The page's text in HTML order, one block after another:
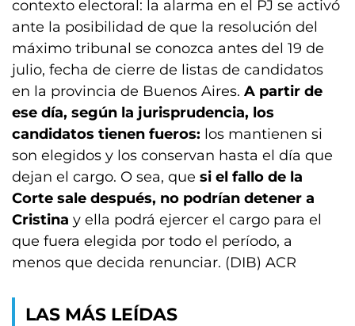
contexto electoral: la alarma en el PJ se activó
ante la posibilidad de que la resolución del
máximo tribunal se conozca antes del 19 de
julio, fecha de cierre de listas de candidatos
en la provincia de Buenos Aires. A partir de
ese día, según la jurisprudencia, los
candidatos tienen fueros: los mantienen si
son elegidos y los conservan hasta el día que
dejan el cargo. O sea, que si el fallo de la
Corte sale después, no podrían detener a
Cristina y ella podrá ejercer el cargo para el
que fuera elegida por todo el período, a
menos que decida renunciar. (DIB) ACR
LAS MÁS LEÍDAS